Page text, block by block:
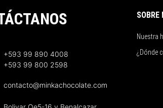
+593 99 890 4008
+593 99 800 2598
contacto@minkachocolate.com
SOBRE
Nuestra
¿Dónde